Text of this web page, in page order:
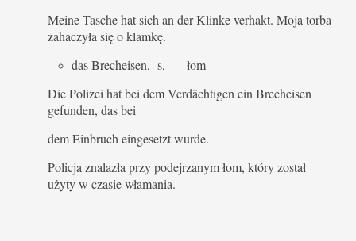
Meine Tasche hat sich an der Klinke verhakt. Moja torba
zahaczyła się o klamkę.
das Brecheisen, -s, - – łom
Die Polizei hat bei dem Verdächtigen ein Brecheisen
gefunden, das bei
dem Einbruch eingesetzt wurde.
Policja znalazła przy podejrzanym łom, który został
użyty w czasie włamania.